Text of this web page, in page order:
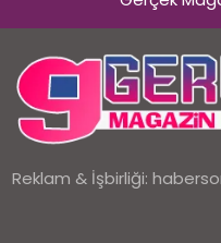
Reklam & İşbirliği: